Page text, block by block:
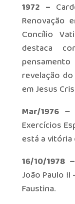
1972 –
Renovação
Concílio
destaca
revelação
em Jesus
Mar/1976 –
Exercícios
está a vitória
16/10/1978 –
João Paulo
Faustina.